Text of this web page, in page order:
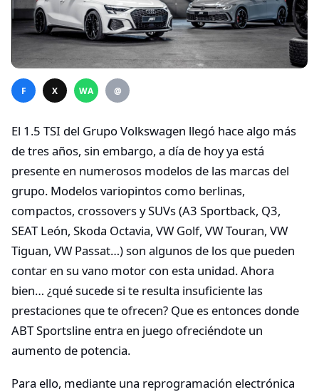
F X WA @
El 1.5 TSI del Grupo Volkswagen llegó hace algo más
de tres años, sin embargo, a día de hoy ya está
presente en numerosos modelos de las marcas del
grupo. Modelos variopintos como berlinas,
compactos, crossovers y SUVs (A3 Sportback, Q3,
SEAT León, Skoda Octavia, VW Golf, VW Touran, VW
Tiguan, VW Passat…) son algunos de los que pueden
contar en su vano motor con esta unidad. Ahora
bien… ¿qué sucede si te resulta insuficiente las
prestaciones que te ofrecen? Que es entonces donde
ABT Sportsline entra en juego ofreciéndote un
aumento de potencia.
Para ello, mediante una reprogramación electrónica